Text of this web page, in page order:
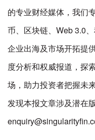
的专业财经媒体，我们
币、区块链、Web 3.0
企业出海及市场开拓提
度分析和权威报道，探
场，助力投资者把握未
发现本报文章涉及潜在